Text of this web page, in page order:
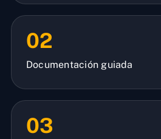
02
Documentación guiada
03